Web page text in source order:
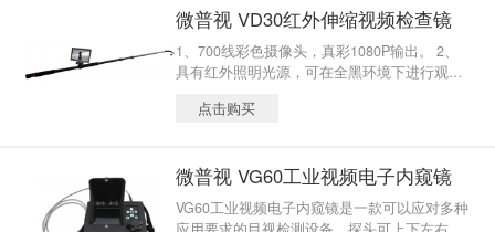
部件铸造，是工业制造业不可缺少的质量控制
检查工具。
微普视 VD30红外伸缩视频检查镜
1、700线彩色摄像头，真彩1080P输出。 2、
具有红外照明光源，可在全黑环境下进行观
点击购买
微普视 VG60工业视频电子内窥镜
VG60工业视频电子内窥镜是一款可以应对多种